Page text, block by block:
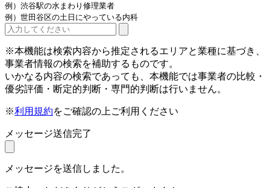
例）渋谷駅の水まわり修理業者
例）世田谷区の土日にやっている内科
※本機能は検索内容から推定されるエリアと業種に基づき、
事業者情報の検索を補助するものです。
いかなる内容の検索であっても、本機能では事業者の比較・
優劣評価・断定的判断・専門的判断は行いません。
※利用規約をご確認の上ご利用ください
メッセージ送信完了
メッセージを送信しました。